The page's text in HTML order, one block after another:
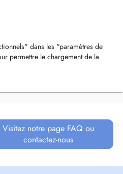
dans les "paramètres de
permettre le chargement de la
Visitez notre page FAQ ou
contactez-nous